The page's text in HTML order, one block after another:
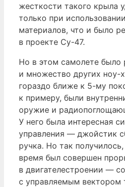
жесткости такого крыла
только при
материалов, что и было
в проекте Су-47.
Но в этом самолете было
и множество других ноу-
гораздо ближе к 5-му
к примеру, были
оружие и
У него была интересная
управления — джойстик
ручка. Но так
время был совершен
в двигателестроении —
с управляемым вектором